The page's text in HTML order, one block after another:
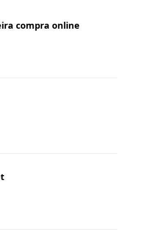
compra online